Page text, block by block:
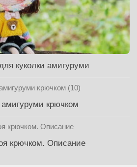
куколки амигуруми
крючком
крючком. Описание